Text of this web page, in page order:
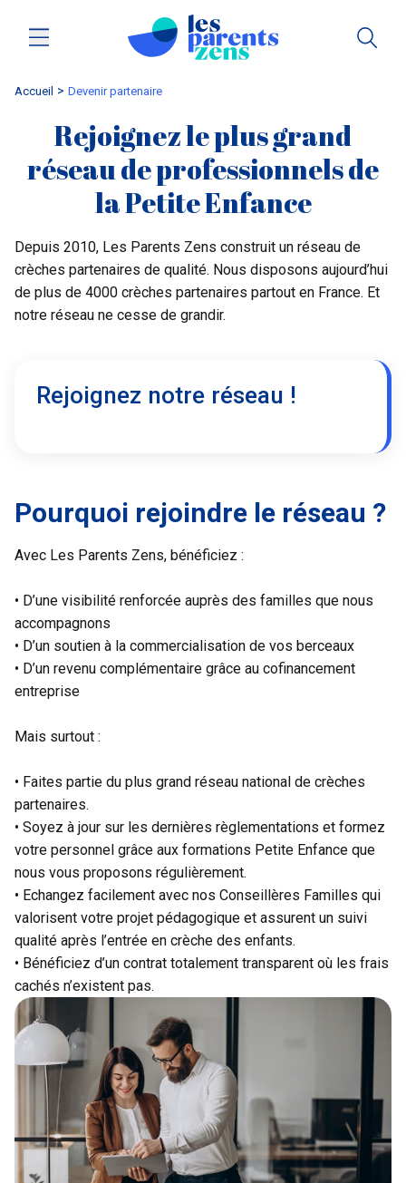
Accueil Devenir partenaire
Rejoignez le plus grand
réseau de professionnels de
la Petite Enfance
Depuis 2010, Les Parents Zens construit un réseau de
crèches partenaires de qualité. Nous disposons aujourd’hui
de plus de 4000 crèches partenaires partout en France. Et
notre réseau ne cesse de grandir.
Rejoignez notre réseau !
Pourquoi rejoindre le réseau ?
Avec Les Parents Zens, bénéficiez :
• D’une visibilité renforcée auprès des familles que nous
accompagnons
• D’un soutien à la commercialisation de vos berceaux
• D’un revenu complémentaire grâce au cofinancement
entreprise
Mais surtout :
• Faites partie du plus grand réseau national de crèches
partenaires.
• Soyez à jour sur les dernières règlementations et formez
votre personnel grâce aux formations Petite Enfance que
nous vous proposons régulièrement.
• Echangez facilement avec nos Conseillères Familles qui
valorisent votre projet pédagogique et assurent un suivi
qualité après l’entrée en crèche des enfants.
• Bénéficiez d’un contrat totalement transparent où les frais
cachés n’existent pas.